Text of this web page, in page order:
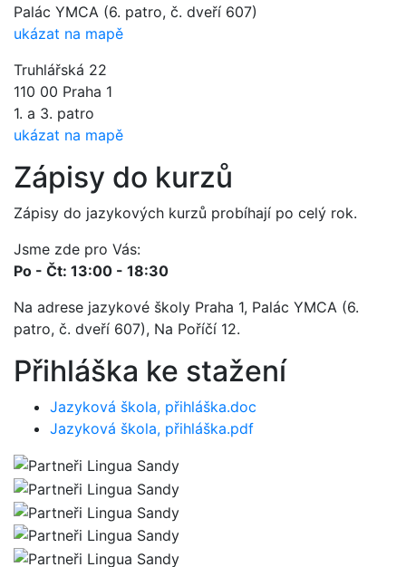
Palác YMCA (6. patro, č. dveří 607)
ukázat na mapě
Truhlářská 22
110 00 Praha 1
1. a 3. patro
ukázat na mapě
Zápisy do kurzů
Zápisy do jazykových kurzů probíhají po celý rok.
Jsme zde pro Vás:
Po - Čt: 13:00 - 18:30
Na adrese jazykové školy Praha 1, Palác YMCA (6.
patro, č. dveří 607), Na Poříčí 12.
Přihláška ke stažení
Jazyková škola, přihláška.doc
Jazyková škola, přihláška.pdf